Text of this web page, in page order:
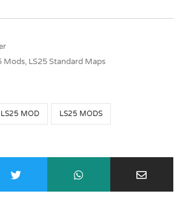
Mods, LS25 Standard Maps
LS25 MOD LS25 MODS